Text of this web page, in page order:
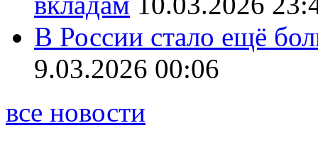
В России стало ещё
9.03.2026 00:06
все новости